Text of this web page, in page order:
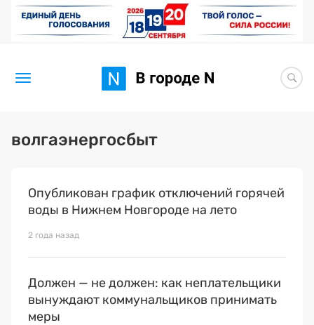
Новости
Здоровье
Искусство исцелять
Премия 2026 (текущая)
волгаэнергосбыт
Опубликован график отключений горячей
воды в Нижнем Новгороде на лето
2 года назад
Должен — не должен: как неплательщики
вынуждают коммунальщиков принимать
меры